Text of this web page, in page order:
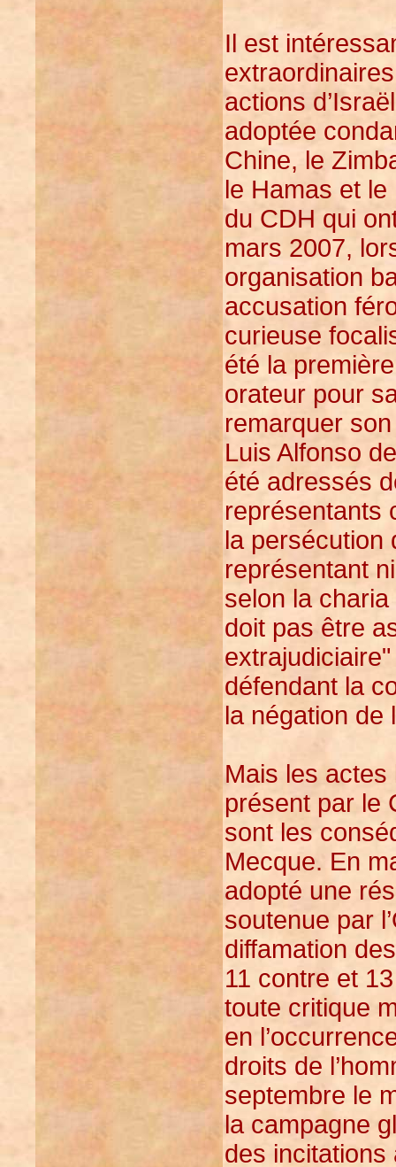
Il est
actions
adoptée
Chine, le
le Hamas et le
du CDH qui
mars 2007,
organisation
accusation
curieuse
été la
orateur pour
remarquer
Luis Alfonso
été adressés
représentants
la persécution
représentant
selon la
doit pas être
défendant la
la négation de
Mais les actes
présent par le
sont les
Mecque. En
adopté une
soutenue par
diffamation
11 contre et
toute critique
en
droits de
septembre le
la campagne
des incitations